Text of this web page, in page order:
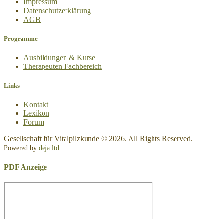
Datenschutz­erklärung
AGB
Programme
Ausbildungen & Kurse
Therapeuten Fachbereich
Links
Kontakt
Lexikon
Forum
Gesellschaft für Vitalpilzkunde © 2026. All Rights Reserved.
Powered by deja.ltd.
PDF Anzeige